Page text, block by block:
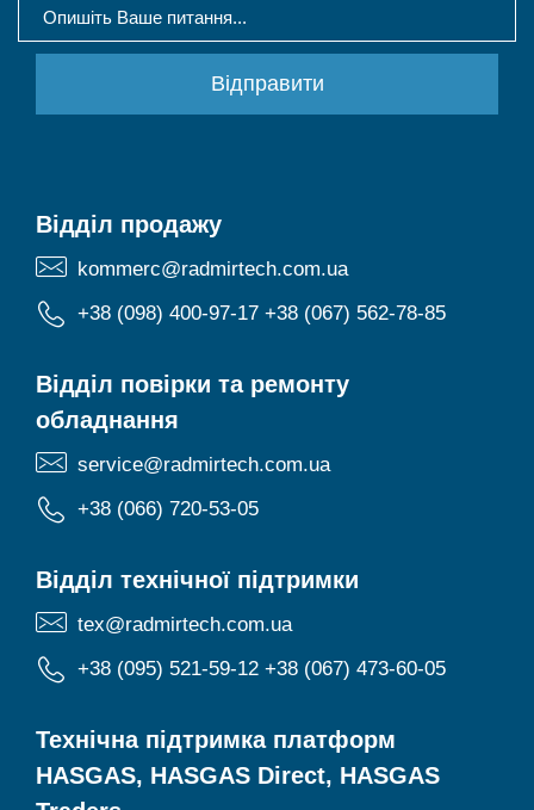
Відділ продажу
kommerc@radmirtech.com.ua
+38 (098) 400-97-17 +38 (067) 562-78-85
Відділ повірки та ремонту
обладнання
service@radmirtech.com.ua
+38 (066) 720-53-05
Відділ технічної підтримки
tex@radmirtech.com.ua
+38 (095) 521-59-12 +38 (067) 473-60-05
Технічна підтримка платформ
HASGAS, HASGAS Direct, HASGAS